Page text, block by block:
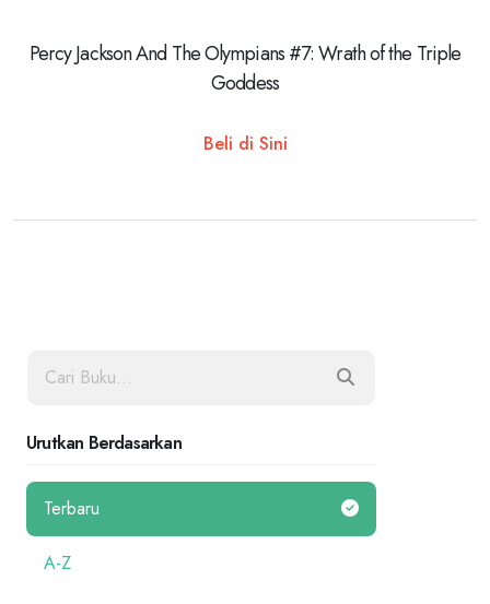
Percy Jackson And The Olympians #7: Wrath of the Triple
Goddess
Beli di Sini
Urutkan Berdasarkan
Terbaru
A-Z